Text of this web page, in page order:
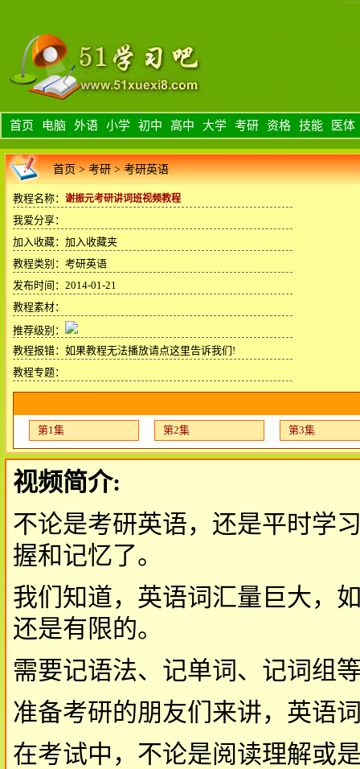
首页 电脑 外语 小学 初中 高中 大学 考研 资格 技能 医体
首页>考研>考研英语
教程名称： 谢振元考研讲词班视频教程
我爱分享：
加入收藏： 加入收藏夹
教程类别：考研英语
发布时间：2014-01-21
教程素材：
推荐级别：
教程报错： 如果教程无法播放请点这里告诉我们!
教程专题：
第1集 第2集 第3集
视频简介:
不论是考研英语，还是平时学
握和记忆了。
我们知道，英语词汇量巨大，
还是有限的。
需要记语法、记单词、记词组
准备考研的朋友们来讲，英语
在考试中，不论是阅读理解或